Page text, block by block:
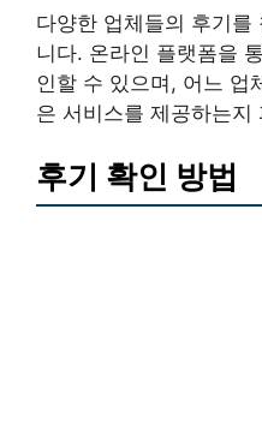
다양한 업체들의 후기
니다. 온라인 플랫폼을
인할 수 있으며, 어느 업
은 서비스를 제공하는지
후기 확인 방법